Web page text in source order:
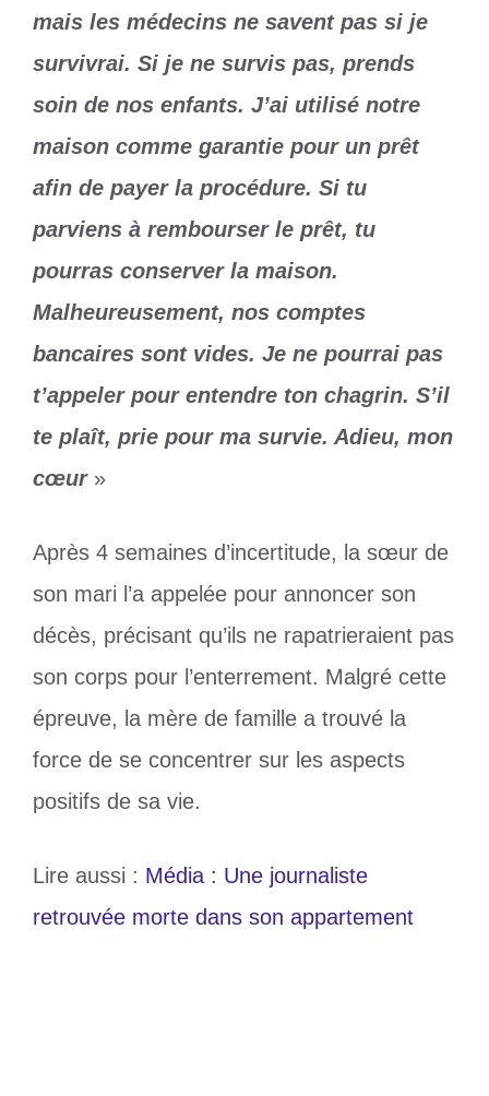
mais les médecins ne savent pas si je
survivrai. Si je ne survis pas, prends
soin de nos enfants. J’ai utilisé notre
maison comme garantie pour un prêt
afin de payer la procédure. Si tu
parviens à rembourser le prêt, tu
pourras conserver la maison.
Malheureusement, nos comptes
bancaires sont vides. Je ne pourrai pas
t’appeler pour entendre ton chagrin. S’il
te plaît, prie pour ma survie. Adieu, mon
cœur»
Après 4 semaines d’incertitude, la sœur de
son mari l’a appelée pour annoncer son
décès, précisant qu’ils ne rapatrieraient pas
son corps pour l’enterrement. Malgré cette
épreuve, la mère de famille a trouvé la
force de se concentrer sur les aspects
positifs de sa vie.
Lire aussi : Média : Une journaliste
retrouvée morte dans son appartement